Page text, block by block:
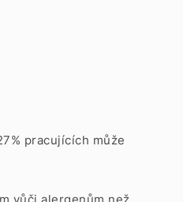
pracujících může